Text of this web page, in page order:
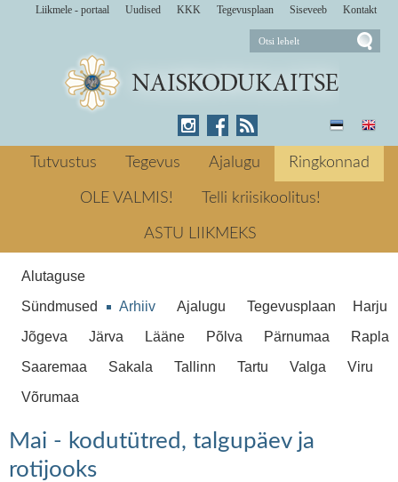
Liikmele - portaal Uudised KKK Tegevusplaan Siseveeb Kontakt
Mai - kodutütred, talgupäev
Maikuus jätkus ühisüritus kodutütardega,
anti panus kampaaniasse Teeme ära ja
korraldati kontorirottide jooksu Jõhvis.
mail 2019 Kodutütred ← Eelmine Aprill -
→ Naiskodukaitse kaaskorraldas üritust
rotijooks
Tutvustus Tegevus Ajalugu Ringkonnad
OLE VALMIS! Telli kriisikoolitus!
ASTU LIIKMEKS
Alutaguse
Sündmused
Arhiiv Ajalugu Tegevusplaan
Harju
Jõgeva
Järva Lääne Põlva Pärnumaa
Rapla
Saaremaa
Sakala Tallinn Tartu Valga
Viru
Võrumaa
Mai - kodutütred, talgupäev ja
rotijooks